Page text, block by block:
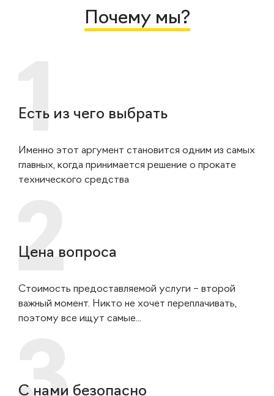
Почему мы?
Есть из чего выбрать
Именно этот аргумент становится одним из самых
главных, когда принимается решение о прокате
технического средства
Цена вопроса
Стоимость предоставляемой услуги – второй
важный момент. Никто не хочет переплачивать,
поэтому все ищут самые...
С нами безопасно